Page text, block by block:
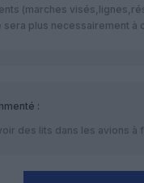
(marches
plus necessairement à
:
des lits dans les avions à